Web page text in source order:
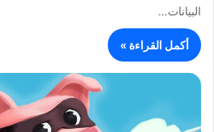
البيانات…
أكمل القراءة »